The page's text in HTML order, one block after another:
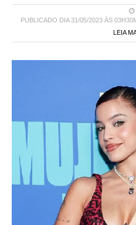
PUBLICADO DIA 31/05/2023 ÀS
LEIA